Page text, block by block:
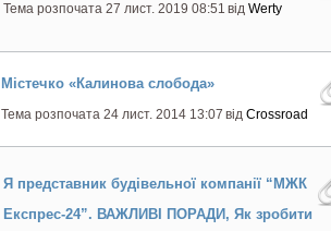
Тема розпочата 27 лист. 2019 08:51 від Werty
Містечко «Калинова слобода»
Тема розпочата 24 лист. 2014 13:07 від Crossroad
Я представник будівельної компанії “МЖК
Експрес-24”. ВАЖЛИВІ ПОРАДИ, Як зробити